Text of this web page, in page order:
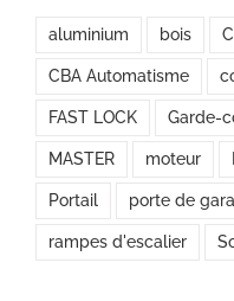
aluminium bois
CBA Automatisme
FAST LOCK Garde-
MASTER moteur
Portail porte de
rampes d'escalier